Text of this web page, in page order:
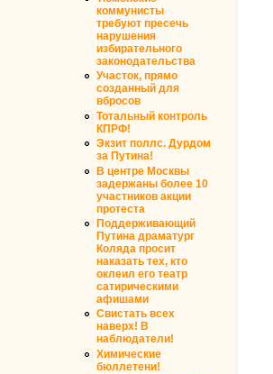
коммунисты
требуют пресечь
нарушения
избирательного
законодательства
Участок, прямо
созданный для
вбросов
Тотальный контроль
КПРФ!
Экзит поллс. Дурдом
за Путина!
В центре Москвы
задержаны более 10
участников акции
протеста
Поддерживающий
Путина драматург
Коляда просит
наказать тех, кто
оклеил его театр
сатирическими
афишами
Свистать всех
наверх! В
наблюдатели!
Химические
бюллетени!